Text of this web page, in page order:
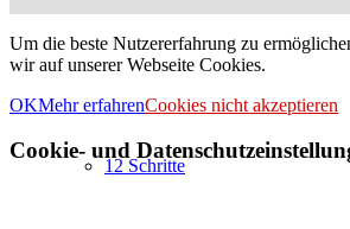
12 Schritte
Um die beste Nutzererfahrung zu
wir auf unserer Webseite Cookies.
OKMehr erfahrenCookies nicht akzeptieren
Cookie- und